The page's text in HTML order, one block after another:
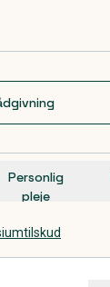
Personlig
pleje